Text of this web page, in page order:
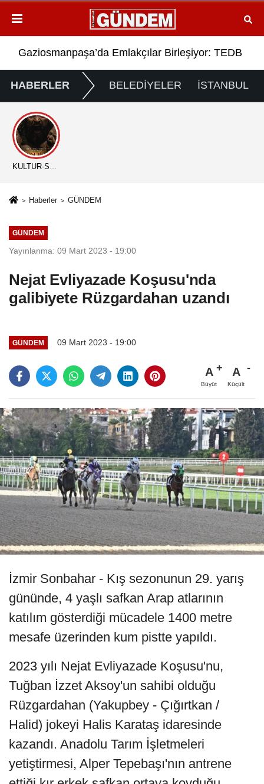
Ziyareti: “Gençliğe Dokunmak İstiyoruz”
Gaziosmanpaşa’da Emlakçılar Birleşiyor: TEDB
HABERLER BELEDİYELER İSTANBUL
KÜLTÜR-SANAT
Haberler GÜNDEM
GÜNDEM
Yayınlanma: 09 Mart 2023 - 19:00
Nejat Evliyazade Koşusu'nda
galibiyete Rüzgardahan uzandı
GÜNDEM 09 Mart 2023 - 19:00
A
Büyüt
A
Küçült
İzmir Sonbahar - Kış sezonunun 29. yarış
gününde, 4 yaşlı safkan Arap atlarının
katılım gösterdiği mücadele 1400 metre
mesafe üzerinden kum pistte yapıldı.
2023 yılı Nejat Evliyazade Koşusu'nu,
Tuğban İzzet Aksoy'un sahibi olduğu
Rüzgardahan (Yakupbey - Çığırtkan /
Halid) jokeyi Halis Karataş idaresinde
kazandı. Anadolu Tarım İşletmeleri
yetiştirmesi, Alper Tepebaşı'nın antrene